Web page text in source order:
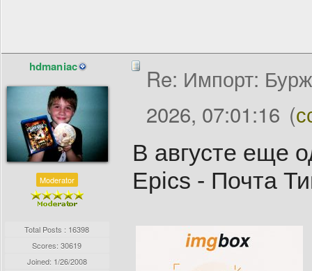
hdmaniac
Moderator
Total Posts : 16398
Scores: 30619
Joined: 1/26/2008
Re: Импорт:
2026, 07:01:16 (
В августе еще
Epics - Почта